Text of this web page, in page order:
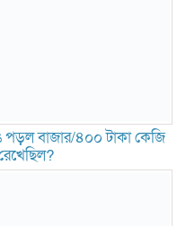
পড়ল বাজার/৪০০ টাকা কেজি